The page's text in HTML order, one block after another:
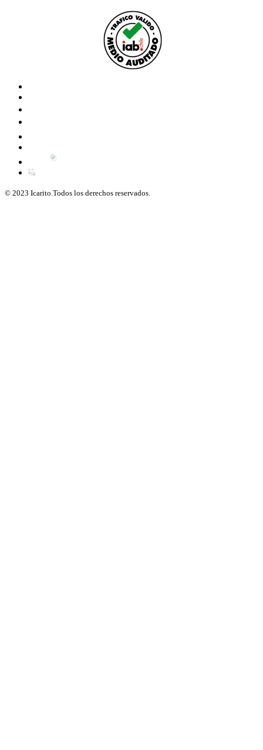
© 2023 Icarito.Todos los derechos reservados.